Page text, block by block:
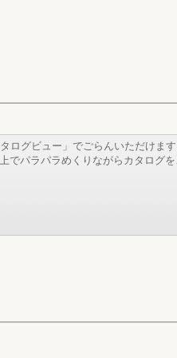
ログビュー」でごらんいただけます
でパラパラめくりながらカタログを